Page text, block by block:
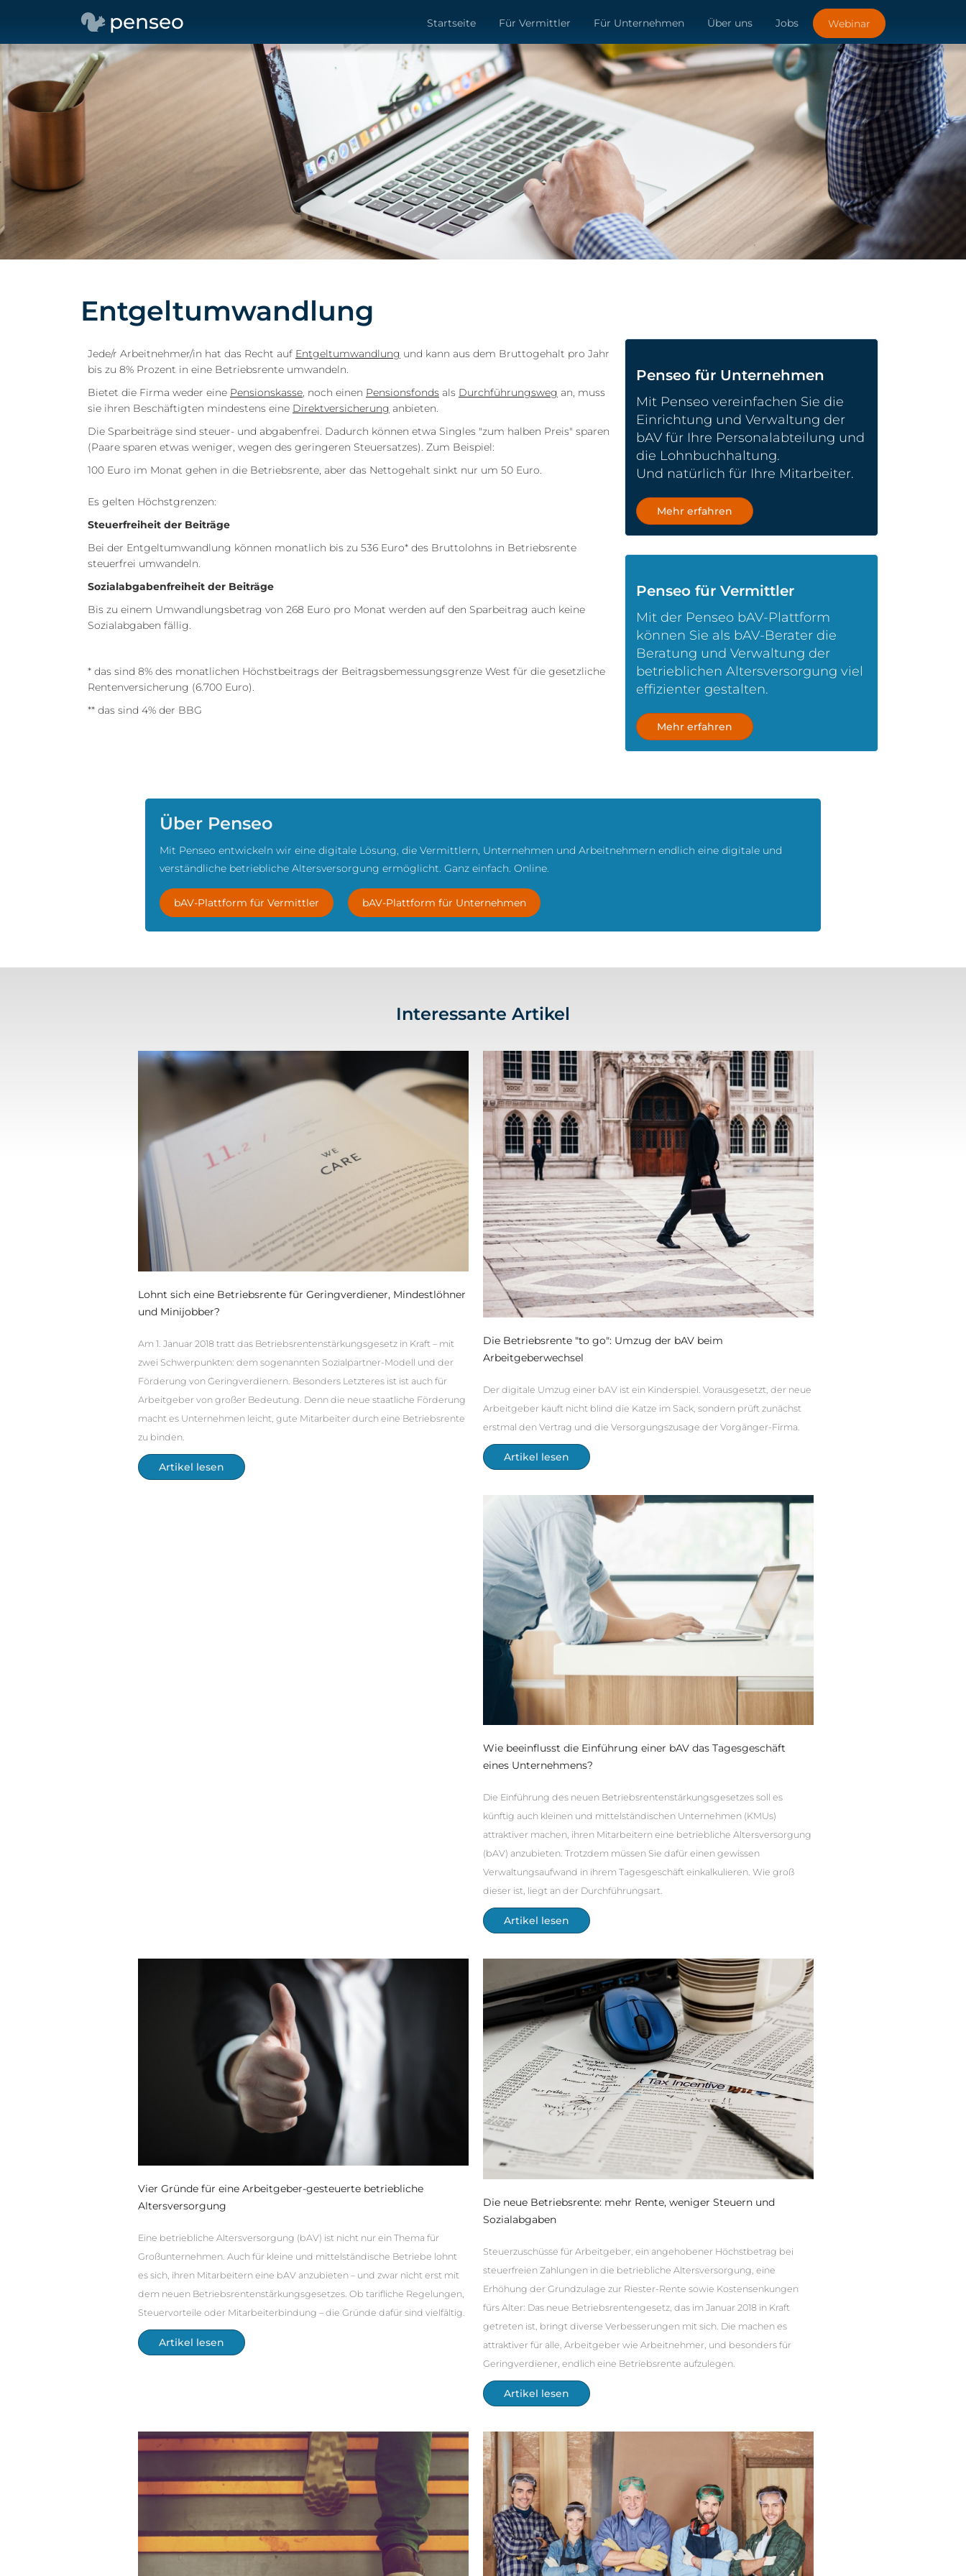
penseo Startseite Für Vermittler Für Unternehmen Über uns Jobs Webinar
Entgeltumwandlung
Jede/r Arbeitnehmer/in hat das Recht auf Entgeltumwandlung und kann aus dem Bruttogehalt pro Jahr
bis zu 8% Prozent in eine Betriebsrente umwandeln.
Bietet die Firma weder eine Pensionskasse, noch einen Pensionsfonds als Durchführungsweg an, muss
sie ihren Beschäftigten mindestens eine Direktversicherung anbieten.
Die Sparbeiträge sind steuer- und abgabenfrei. Dadurch können etwa Singles "zum halben Preis" sparen
(Paare sparen etwas weniger, wegen des geringeren Steuersatzes). Zum Beispiel:
100 Euro im Monat gehen in die Betriebsrente, aber das Nettogehalt sinkt nur um 50 Euro.
Es gelten Höchstgrenzen:
Steuerfreiheit der Beiträge
Bei der Entgeltumwandlung können monatlich bis zu 536 Euro* des Bruttolohns in Betriebsrente
steuerfrei umwandeln.
Sozialabgabenfreiheit der Beiträge
Bis zu einem Umwandlungsbetrag von 268 Euro pro Monat werden auf den Sparbeitrag auch keine
Sozialabgaben fällig.
* das sind 8% des monatlichen Höchstbeitrags der Beitragsbemessungsgrenze West für die gesetzliche
Rentenversicherung (6.700 Euro).
** das sind 4% der BBG
Penseo für Unternehmen
Mit Penseo vereinfachen Sie die
Einrichtung und Verwaltung der
bAV für Ihre Personalabteilung und
die Lohnbuchhaltung.
Und natürlich für Ihre Mitarbeiter.
Mehr erfahren
Penseo für Vermittler
Mit der Penseo bAV-Plattform
können Sie als bAV-Berater die
Beratung und Verwaltung der
betrieblichen Altersversorgung viel
effizienter gestalten.
Mehr erfahren
Über Penseo
Mit Penseo entwickeln wir eine digitale Lösung, die Vermittlern, Unternehmen und Arbeitnehmern endlich eine digitale und
verständliche betriebliche Altersversorgung ermöglicht. Ganz einfach. Online.
bAV-Plattform für Vermittler bAV-Plattform für Unternehmen
Interessante Artikel
Lohnt sich eine Betriebsrente für Geringverdiener, Mindestlöhner
und Minijobber?
Am 1. Januar 2018 tratt das Betriebsrentenstärkungsgesetz in Kraft – mit
zwei Schwerpunkten: dem sogenannten Sozialpartner-Modell und der
Förderung von Geringverdienern. Besonders Letzteres ist ist auch für
Arbeitgeber von großer Bedeutung. Denn die neue staatliche Förderung
macht es Unternehmen leicht, gute Mitarbeiter durch eine Betriebsrente
zu binden.
Artikel lesen
Die Betriebsrente "to go": Umzug der bAV beim
Arbeitgeberwechsel
Der digitale Umzug einer bAV ist ein Kinderspiel. Vorausgesetzt, der neue
Arbeitgeber kauft nicht blind die Katze im Sack, sondern prüft zunächst
erstmal den Vertrag und die Versorgungszusage der Vorgänger-Firma.
Artikel lesen
Wie beeinflusst die Einführung einer bAV das Tagesgeschäft
eines Unternehmens?
Die Einführung des neuen Betriebsrentenstärkungsgesetzes soll es
künftig auch kleinen und mittelständischen Unternehmen (KMUs)
attraktiver machen, ihren Mitarbeitern eine betriebliche Altersversorgung
(bAV) anzubieten. Trotzdem müssen Sie dafür einen gewissen
Verwaltungsaufwand in ihrem Tagesgeschäft einkalkulieren. Wie groß
dieser ist, liegt an der Durchführungsart.
Artikel lesen
Vier Gründe für eine Arbeitgeber-gesteuerte betriebliche
Altersversorgung
Eine betriebliche Altersversorgung (bAV) ist nicht nur ein Thema für
Großunternehmen. Auch für kleine und mittelständische Betriebe lohnt
es sich, ihren Mitarbeitern eine bAV anzubieten – und zwar nicht erst mit
dem neuen Betriebsrentenstärkungsgesetzes. Ob tarifliche Regelungen,
Steuervorteile oder Mitarbeiterbindung – die Gründe dafür sind vielfältig.
Artikel lesen
Die neue Betriebsrente: mehr Rente, weniger Steuern und
Sozialabgaben
Steuerzuschüsse für Arbeitgeber, ein angehobener Höchstbetrag bei
steuerfreien Zahlungen in die betriebliche Altersversorgung, eine
Erhöhung der Grundzulage zur Riester-Rente sowie Kostensenkungen
fürs Alter: Das neue Betriebsrentengesetz, das im Januar 2018 in Kraft
getreten ist, bringt diverse Verbesserungen mit sich. Die machen es
attraktiver für alle, Arbeitgeber wie Arbeitnehmer, und besonders für
Geringverdiener, endlich eine Betriebsrente aufzulegen.
Artikel lesen